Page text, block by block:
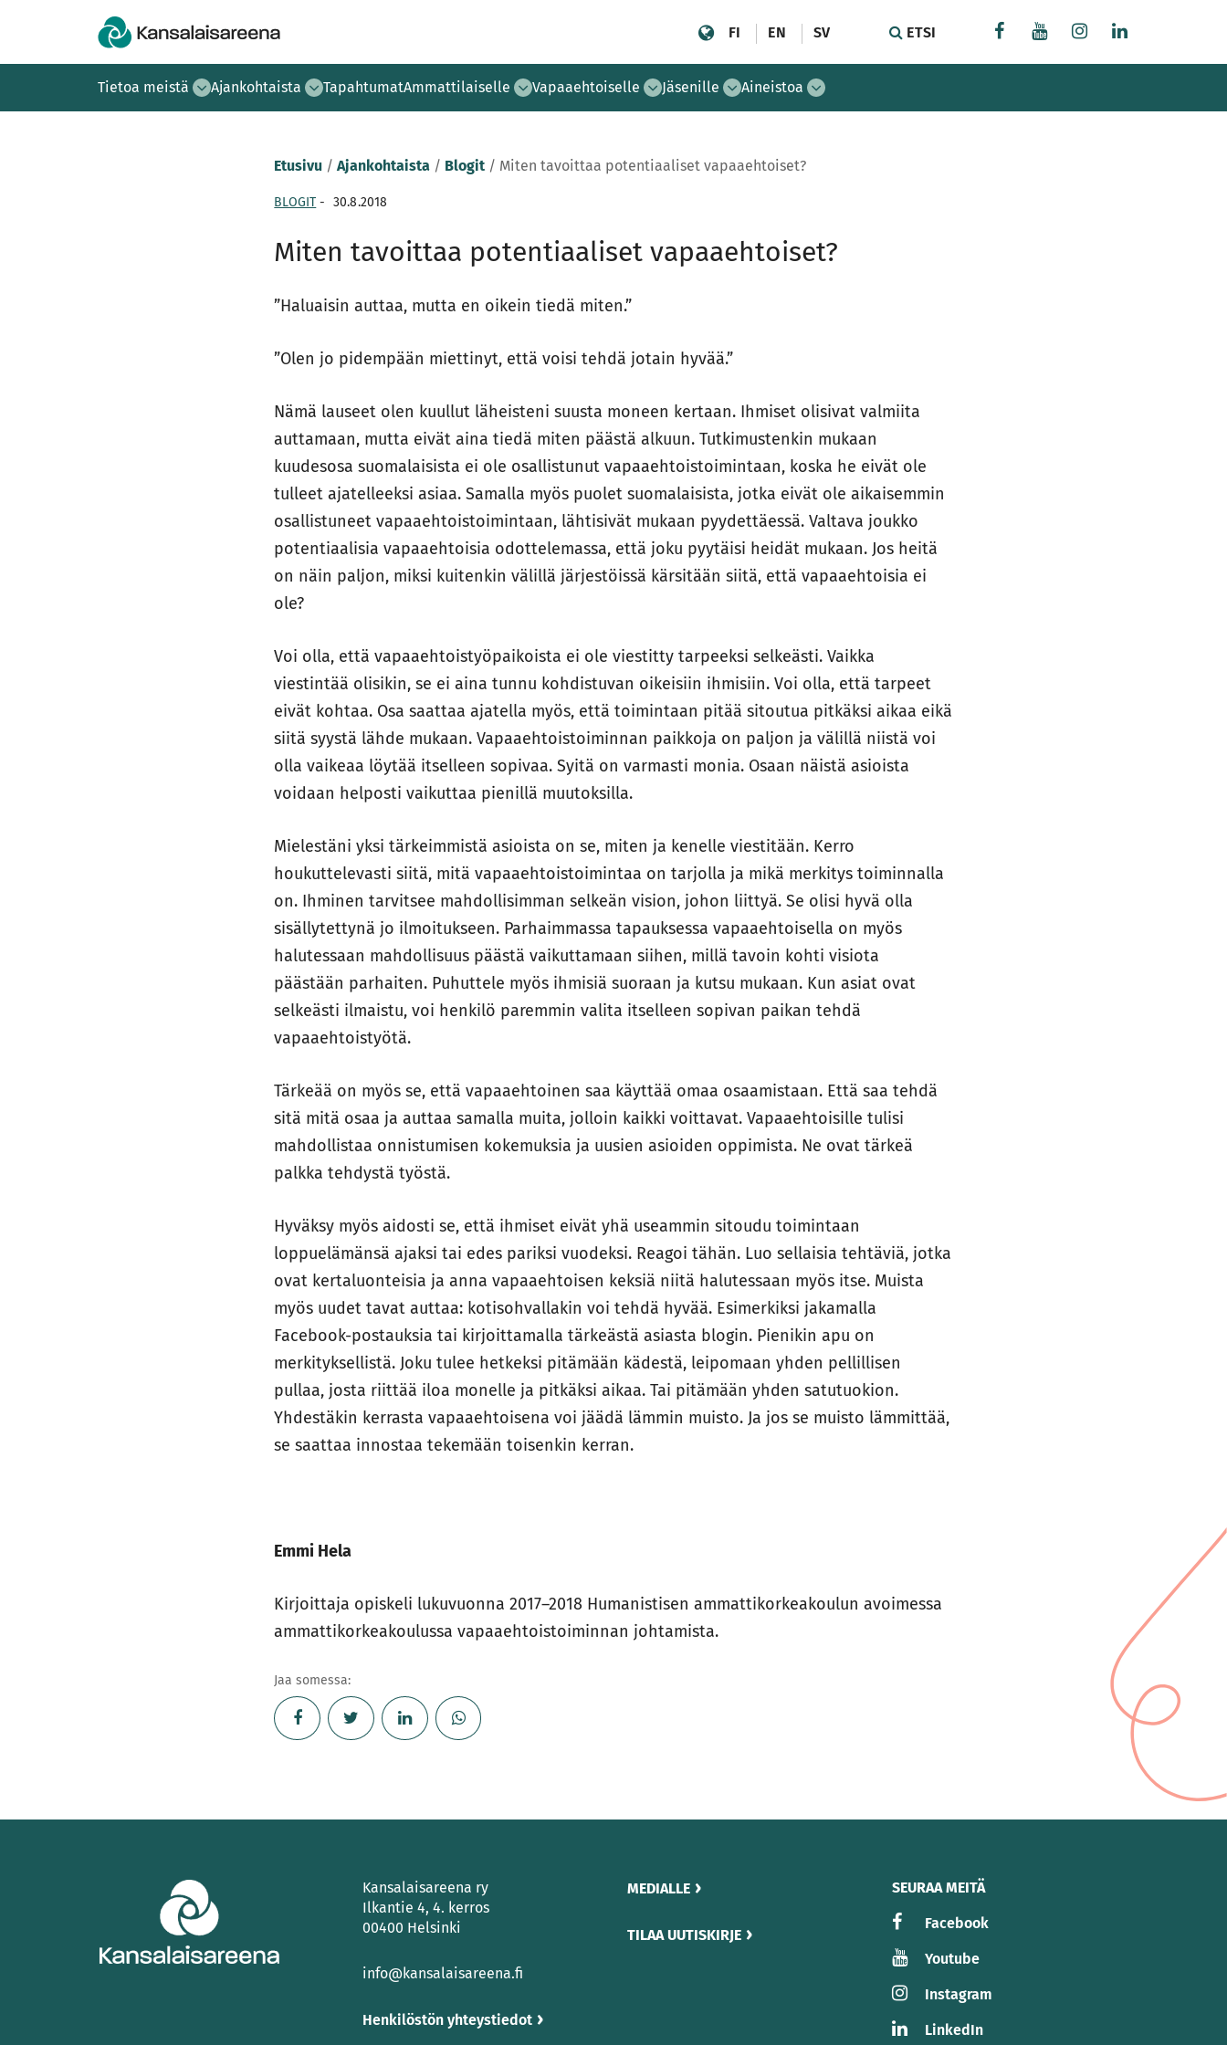
FI EN SV ETSI
Tietoa meistä Ajankohtaista TapahtumatAmmattilaiselle Vapaaehtoiselle Jäsenille Aineistoa
Etusivu /Ajankohtaista / Blogit / Miten tavoittaa potentiaaliset vapaaehtoiset?
BLOGIT - 30.8.2018
Miten tavoittaa potentiaaliset vapaaehtoiset?
”Haluaisin auttaa, mutta en oikein tiedä miten.”
”Olen jo pidempään miettinyt, että voisi tehdä jotain hyvää.”
Nämä lauseet olen kuullut läheisteni suusta moneen kertaan. Ihmiset olisivat valmiita
auttamaan, mutta eivät aina tiedä miten päästä alkuun. Tutkimustenkin mukaan
kuudesosa suomalaisista ei ole osallistunut vapaaehtoistoimintaan, koska he eivät ole
tulleet ajatelleeksi asiaa. Samalla myös puolet suomalaisista, jotka eivät ole aikaisemmin
osallistuneet vapaaehtoistoimintaan, lähtisivät mukaan pyydettäessä. Valtava joukko
potentiaalisia vapaaehtoisia odottelemassa, että joku pyytäisi heidät mukaan. Jos heitä
on näin paljon, miksi kuitenkin välillä järjestöissä kärsitään siitä, että vapaaehtoisia ei
ole?
Voi olla, että vapaaehtoistyöpaikoista ei ole viestitty tarpeeksi selkeästi. Vaikka
viestintää olisikin, se ei aina tunnu kohdistuvan oikeisiin ihmisiin. Voi olla, että tarpeet
eivät kohtaa. Osa saattaa ajatella myös, että toimintaan pitää sitoutua pitkäksi aikaa eikä
siitä syystä lähde mukaan. Vapaaehtoistoiminnan paikkoja on paljon ja välillä niistä voi
olla vaikeaa löytää itselleen sopivaa. Syitä on varmasti monia. Osaan näistä asioista
voidaan helposti vaikuttaa pienillä muutoksilla.
Mielestäni yksi tärkeimmistä asioista on se, miten ja kenelle viestitään. Kerro
houkuttelevasti siitä, mitä vapaaehtoistoimintaa on tarjolla ja mikä merkitys toiminnalla
on. Ihminen tarvitsee mahdollisimman selkeän vision, johon liittyä. Se olisi hyvä olla
sisällytettynä jo ilmoitukseen. Parhaimmassa tapauksessa vapaaehtoisella on myös
halutessaan mahdollisuus päästä vaikuttamaan siihen, millä tavoin kohti visiota
päästään parhaiten. Puhuttele myös ihmisiä suoraan ja kutsu mukaan. Kun asiat ovat
selkeästi ilmaistu, voi henkilö paremmin valita itselleen sopivan paikan tehdä
vapaaehtoistyötä.
Tärkeää on myös se, että vapaaehtoinen saa käyttää omaa osaamistaan. Että saa tehdä
sitä mitä osaa ja auttaa samalla muita, jolloin kaikki voittavat. Vapaaehtoisille tulisi
mahdollistaa onnistumisen kokemuksia ja uusien asioiden oppimista. Ne ovat tärkeä
palkka tehdystä työstä.
Hyväksy myös aidosti se, että ihmiset eivät yhä useammin sitoudu toimintaan
loppuelämänsä ajaksi tai edes pariksi vuodeksi. Reagoi tähän. Luo sellaisia tehtäviä, jotka
ovat kertaluonteisia ja anna vapaaehtoisen keksiä niitä halutessaan myös itse. Muista
myös uudet tavat auttaa: kotisohvallakin voi tehdä hyvää. Esimerkiksi jakamalla
Facebook-postauksia tai kirjoittamalla tärkeästä asiasta blogin. Pienikin apu on
merkityksellistä. Joku tulee hetkeksi pitämään kädestä, leipomaan yhden pellillisen
pullaa, josta riittää iloa monelle ja pitkäksi aikaa. Tai pitämään yhden satutuokion.
Yhdestäkin kerrasta vapaaehtoisena voi jäädä lämmin muisto. Ja jos se muisto lämmittää,
se saattaa innostaa tekemään toisenkin kerran.
Emmi Hela
Kirjoittaja opiskeli lukuvuonna 2017–2018 Humanistisen ammattikorkeakoulun avoimessa
ammattikorkeakoulussa vapaaehtoistoiminnan johtamista.
Jaa somessa:
Kansalaisareena ry
Ilkantie 4, 4. kerros
00400 Helsinki
info@kansalaisareena.fi
Henkilöstön yhteystiedot
MEDIALLE
TILAA UUTISKIRJE
SEURAA MEITÄ
Facebook
Youtube
Instagram
LinkedIn